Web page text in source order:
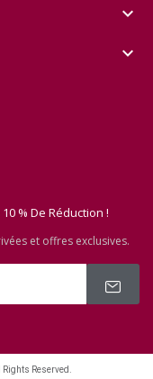


% De Réduction !
et offres exclusives.
Reserved.